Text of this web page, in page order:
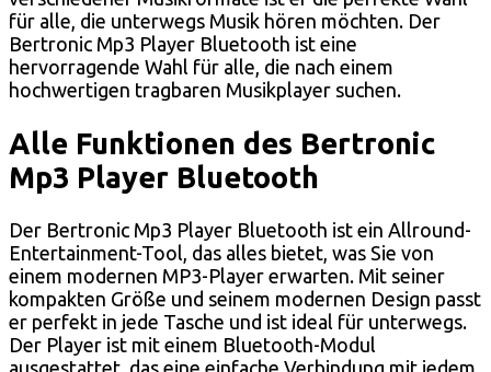
für alle, die unterwegs Musik hören möchten. Der
Bertronic Mp3 Player Bluetooth ist eine
hervorragende Wahl für alle, die nach einem
hochwertigen tragbaren Musikplayer suchen.
Alle Funktionen des Bertronic
Mp3 Player Bluetooth
Der Bertronic Mp3 Player Bluetooth ist ein Allround-
Entertainment-Tool, das alles bietet, was Sie von
einem modernen MP3-Player erwarten. Mit seiner
kompakten Größe und seinem modernen Design passt
er perfekt in jede Tasche und ist ideal für unterwegs.
Der Player ist mit einem Bluetooth-Modul